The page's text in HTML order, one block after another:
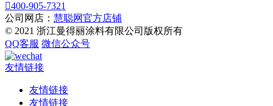
400-905-7321
公司网店： 慧聪网官方店铺
© 2021 浙江曼得丽涂料有限公司版权所有
QQ客服 微信公众号
友情链接
友情链接
友情链接